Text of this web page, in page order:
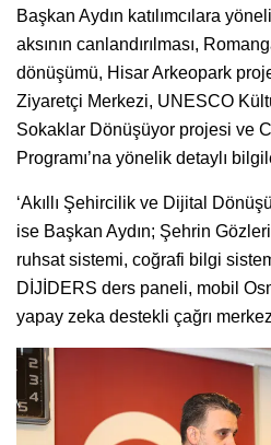
Başkan Aydın katılımcılara
aksının canlandırılması,
dönüşümü, Hisar Arkeopark
Ziyaretçi Merkezi, UNESCO
Sokaklar Dönüşüyor projesi ve
Programı’na yönelik detaylı
‘Akıllı Şehircilik ve Dijital
ise Başkan Aydın; Şehrin
ruhsat sistemi, coğrafi bilgi
DİJİDERS ders paneli, mobil
yapay zeka destekli çağrı